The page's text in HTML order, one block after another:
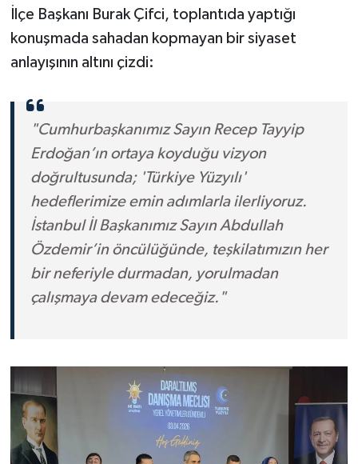
İlçe Başkanı Burak Çifci, toplantıda yaptığı
konuşmada sahadan kopmayan bir siyaset
anlayışının altını çizdi:
"Cumhurbaşkanımız Sayın Recep Tayyip
Erdoğan’ın ortaya koyduğu vizyon
doğrultusunda; 'Türkiye Yüzyılı'
hedeflerimize emin adımlarla ilerliyoruz.
İstanbul İl Başkanımız Sayın Abdullah
Özdemir’in öncülüğünde, teşkilatımızın her
bir neferiyle durmadan, yorulmadan
çalışmaya devam edeceğiz."